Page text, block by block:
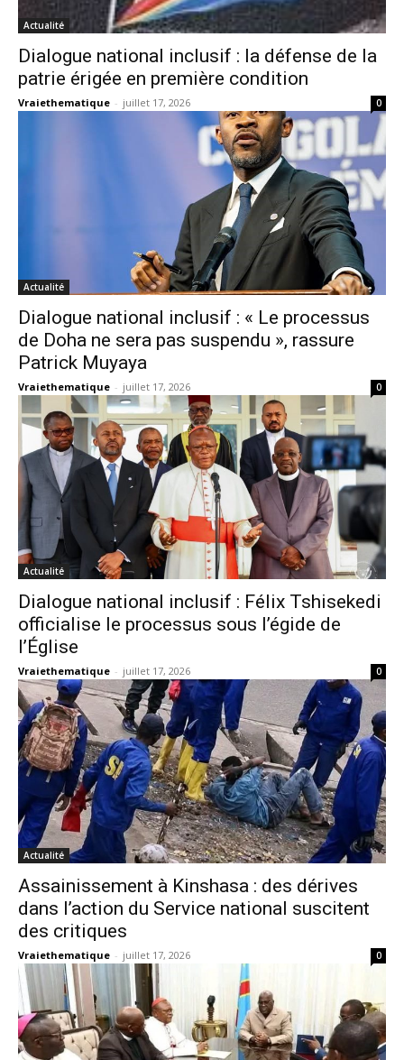
Actualité
Dialogue national inclusif : la défense de la
patrie érigée en première condition
Vraiethematique - juillet 17, 2026 0
Actualité
Dialogue national inclusif : « Le processus
de Doha ne sera pas suspendu », rassure
Patrick Muyaya
Vraiethematique - juillet 17, 2026 0
Actualité
Dialogue national inclusif : Félix Tshisekedi
officialise le processus sous l’égide de
l’Église
Vraiethematique - juillet 17, 2026 0
Actualité
Assainissement à Kinshasa : des dérives
dans l’action du Service national suscitent
des critiques
Vraiethematique - juillet 17, 2026 0